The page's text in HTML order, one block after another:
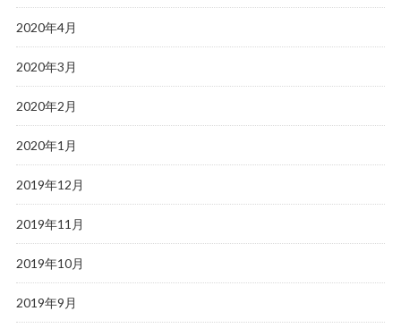
2020年4月
2020年3月
2020年2月
2020年1月
2019年12月
2019年11月
2019年10月
2019年9月